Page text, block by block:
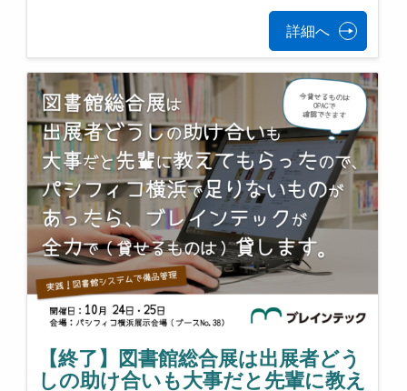
詳細へ
【終了】図書館総合展は出展者どう
しの助け合いも大事だと先輩に教え